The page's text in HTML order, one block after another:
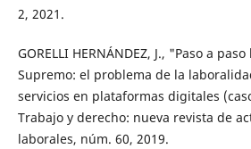
2, 2021.
GORELLI HERNÁNDEZ, J., "Paso a
Supremo: el problema de la
servicios en plataformas digitales
Trabajo y derecho: nueva revista de
laborales, núm. 60, 2019.